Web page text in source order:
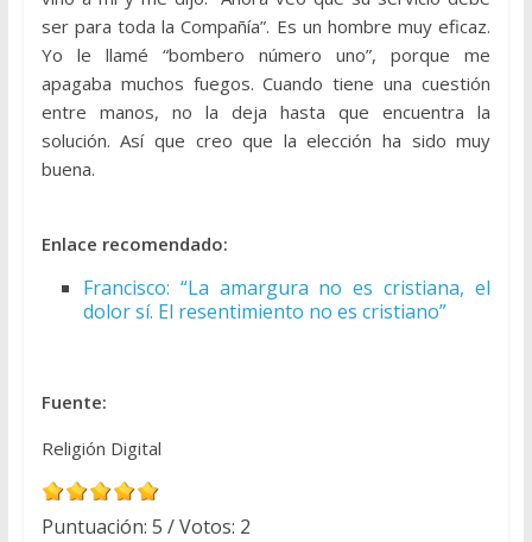
ser para toda la Compañía”. Es un hombre muy eficaz.
Yo le llamé “bombero número uno”, porque me
apagaba muchos fuegos. Cuando tiene una cuestión
entre manos, no la deja hasta que encuentra la
solución. Así que creo que la elección ha sido muy
buena.
Enlace recomendado:
Francisco: “La amargura no es cristiana, el
dolor sí. El resentimiento no es cristiano”
Fuente:
Religión Digital
Puntuación: 5 / Votos: 2